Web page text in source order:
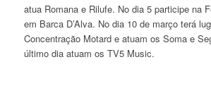
atua Romana e Rilufe. No dia 5 participe na
em Barca D’Alva. No dia 10 de março terá
Concentração Motard e atuam os Soma e
último dia atuam os TV5 Music.